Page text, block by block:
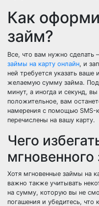
Как
займ?
Все, что вам нужно сделать
займы на карту онлайн, и
ней требуется указать
желаемую сумму займа.
минут, а иногда и секунд,
положительное, вам
намерения с помощью SMS-
перечислены на вашу карту.
Чего
мгновенного
Хотя мгновенные займы на
важно также учитывать
на сумму, которую вы не
погашения и убедитесь, что